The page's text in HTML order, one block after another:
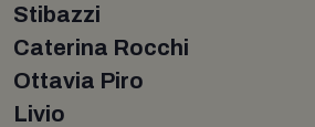
Stibazzi
Caterina Rocchi
Ottavia Piro
Livio